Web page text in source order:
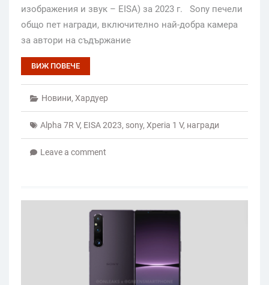
изображения и звук – EISA) за 2023 г. Sony печели
общо пет награди, включително най-добра камера
за автори на съдържание
ВИЖ ПОВЕЧЕ
Новини, Хардуер
Alpha 7R V, EISA 2023, sony, Xperia 1 V, награди
Leave a comment